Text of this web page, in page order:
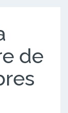
de